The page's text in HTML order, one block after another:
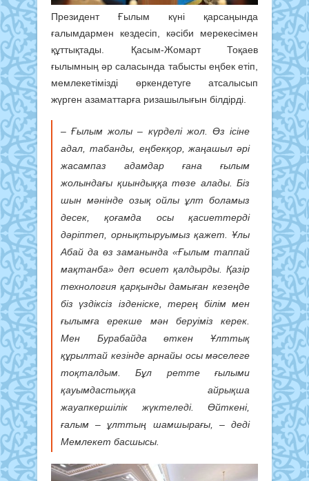
Президент Ғылым күні қарсаңында
ғалымдармен кездесіп, кәсіби мерекесімен
құттықтады. Қасым-Жомарт Тоқаев
ғылымның әр саласында табысты еңбек етіп,
мемлекетімізді өркендетуге атсалысып
жүрген азаматтарға ризашылығын білдірді.
– Ғылым жолы – күрделі жол. Өз ісіне
адал, табанды, еңбекқор, жаңашыл әрі
жасампаз адамдар ғана ғылым
жолындағы қиындыққа төзе алады. Біз
шын мәнінде озық ойлы ұлт боламыз
десек, қоғамда осы қасиеттерді
дәріптеп, орнықтыруымыз қажет. Ұлы
Абай да өз заманында «Ғылым таппай
мақтанба» деп өсиет қалдырды. Қазір
технология қарқынды дамыған кезеңде
біз үздіксіз ізденіске, терең білім мен
ғылымға ерекше мән беруіміз керек.
Мен Бурабайда өткен Ұлттық
құрылтай кезінде арнайы осы мәселеге
тоқталдым. Бұл ретте ғылыми
қауымдастыққа айрықша
жауапкершілік жүктеледі. Өйткені,
ғалым – ұлттың шамшырағы, – деді
Мемлекет басшысы.